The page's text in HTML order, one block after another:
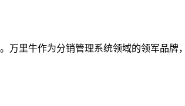
里牛作为分销管理系统领域的领军品